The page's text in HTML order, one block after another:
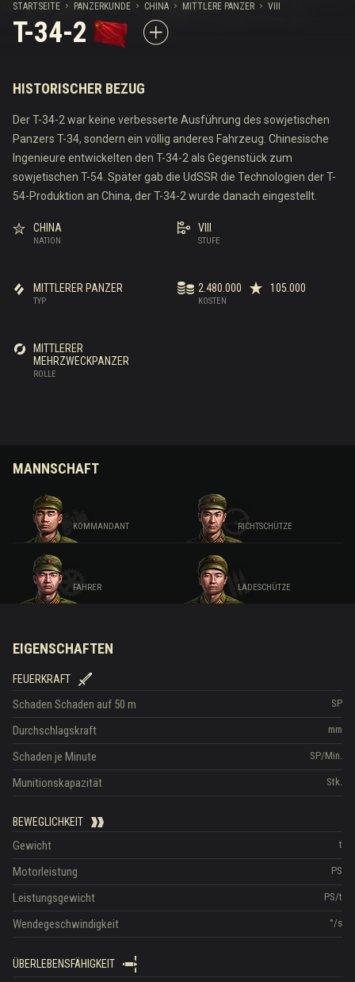
STARTSEITE PANZERKUNDE CHINA MITTLERE PANZER VIII
T-34-2
HISTORISCHER BEZUG
Der T-34-2 war keine verbesserte Ausführung des sowjetischen
Panzers T-34, sondern ein völlig anderes Fahrzeug. Chinesische
Ingenieure entwickelten den T-34-2 als Gegenstück zum
sowjetischen T-54. Später gab die UdSSR die Technologien der T-
54-Produktion an China, der T-34-2 wurde danach eingestellt.
NATION
CHINA
STUFE
VIII
TYP
MITTLERER PANZER
KOSTEN
2.480.000 105.000
ROLLE
MITTLERER
MEHRZWECKPANZER
MANNSCHAFT
KOMMANDANT RICHTSCHÜTZE
FAHRER LADESCHÜTZE
EIGENSCHAFTEN
FEUERKRAFT
SP
Schaden Schaden auf 50 m
mm
Durchschlagskraft
SP/Min.
Schaden je Minute
Stk.
Munitionskapazität
BEWEGLICHKEIT
t
Gewicht
PS
Motorleistung
PS/t
Leistungsgewicht
°/s
Wendegeschwindigkeit
ÜBERLEBENSFÄHIGKEIT